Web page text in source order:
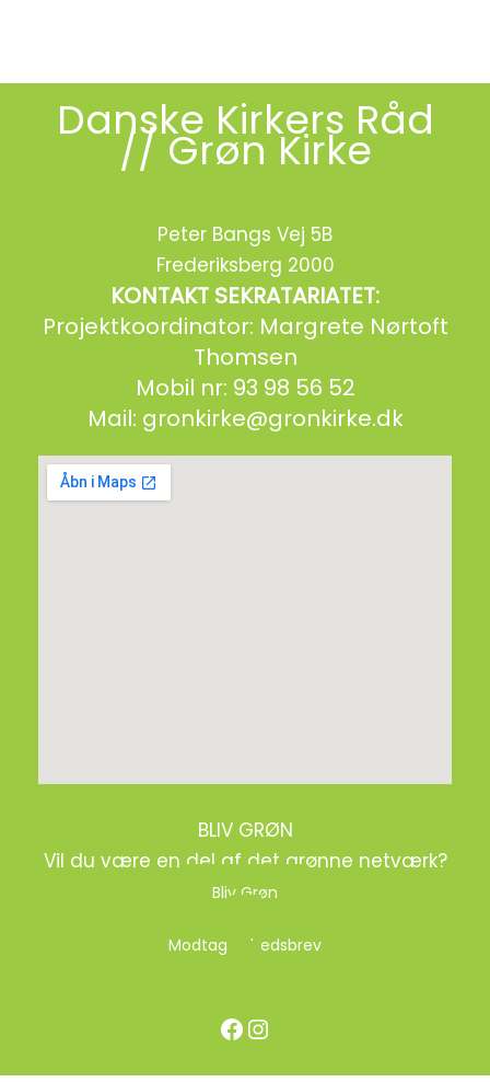
Danske Kirkers Råd
// Grøn Kirke
Peter Bangs Vej 5B
Frederiksberg 2000
KONTAKT SEKRATARIATET:
Projektkoordinator: Margrete Nørtoft
Thomsen
Mobil nr: 93 98 56 52
Mail: gronkirke@gronkirke.dk
BLIV GRØN
Vil du være en del af det grønne netværk?
Bliv Grøn
Modtag nyhedsbrev
Facebook Instagram